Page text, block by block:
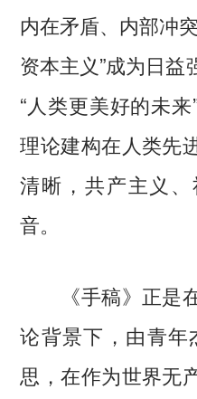
内在矛盾、内部冲
资本主义”成为日
“人类更美好的未
理论建构在人类先
清晰，共产主义
音。
《手稿》正是在
论背景下，由青年
思，在作为世界无